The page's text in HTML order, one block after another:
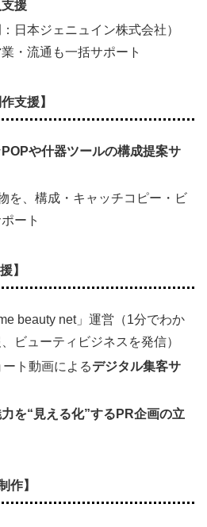
援
日本ジェニュイン株式会社）
・流通も一括サポート
支援】
POPや什器ツールの構成提案サ
を、構成・キャッチコピー・ビ
ート
】
beauty net」運営（1分でわか
ビューティビジネスを発信）
ト動画によるデジタル集客サ
力を“見える化”するPR企画の立
作】